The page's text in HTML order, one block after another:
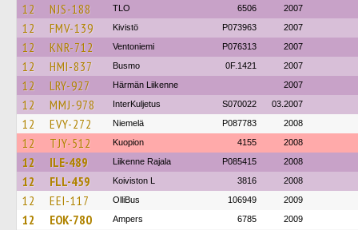
12 NJS-188 TLO 6506 2007
12 FMV-139 Kivistö P073963 2007
12 KNR-712 Ventoniemi P076313 2007
12 HMI-837 Busmo 0F.1421 2007
12 LRY-927 Härmän Liikenne 2007
12 MMJ-978 InterKuljetus S070022 03.2007
12 EVY-272 Niemelä P087783 2008
12 TJY-512 Kuopion 4155 2008
12 ILE-489 Liikenne Rajala P085415 2008
12 FLL-459 Koiviston L 3816 2008
12 EEI-117 OlliBus 106949 2009
12 EOK-780 Ampers 6785 2009